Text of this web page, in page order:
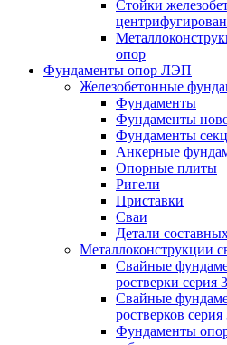
Стойки
опор
Фундаменты опор ЛЭП
Железобетонные
Фундаменты
Фундаменты
Фундаменты
Анкерные
Опорные плиты
Ригели
Приставки
Сваи
Детали
Металлоконструкции
Свайные
ростверки серия
Свайные
ростверков
Фундаменты